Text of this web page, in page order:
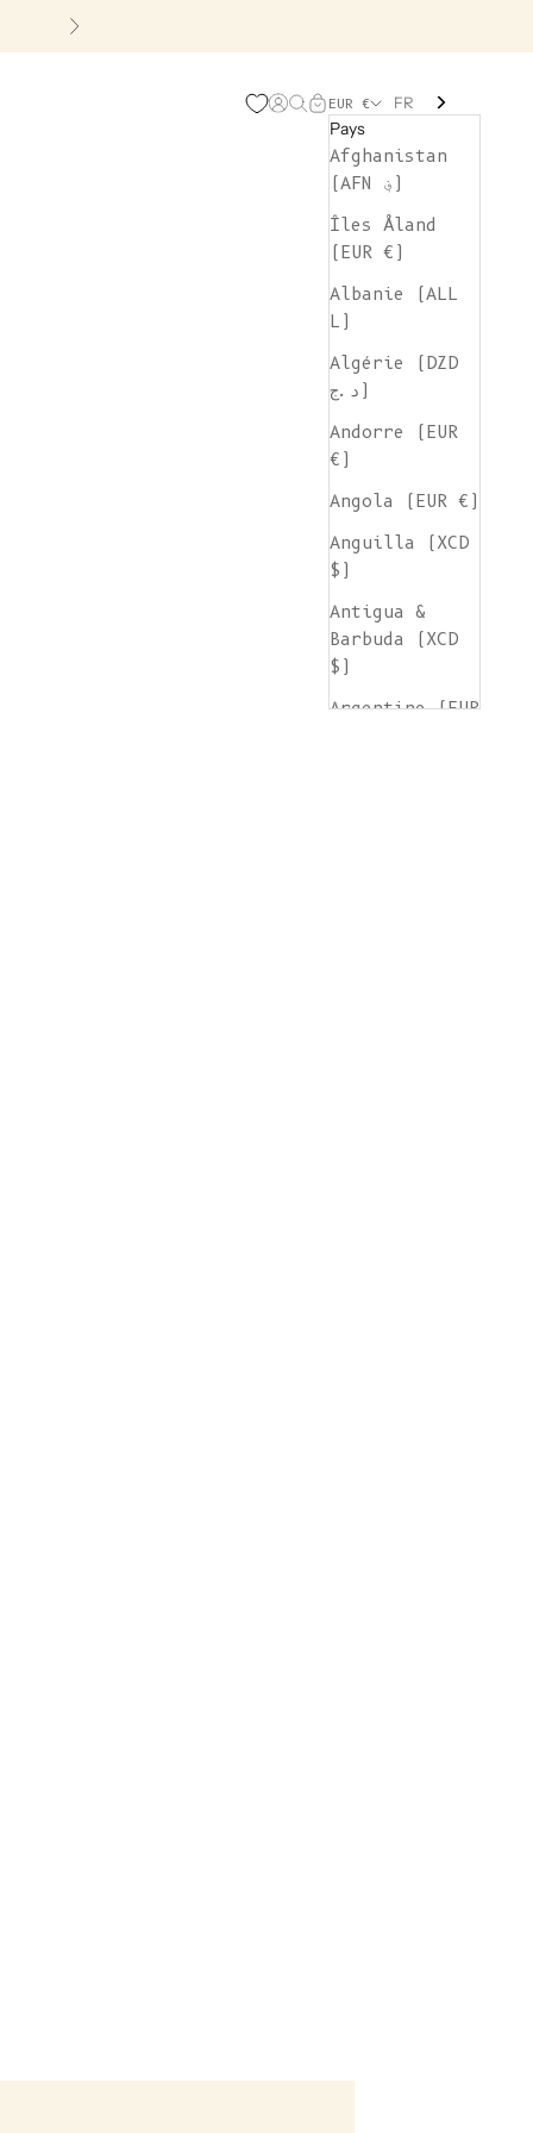
Suivant
Page d'ouverture de
Recherche ouverte
Chariot ouvert
EUR €
Pays
Afghanistan
(AFN ؋)
Îles Åland
(EUR €)
Albanie (ALL
L)
Algérie (DZD
د.ج)
Andorre (EUR
€)
Angola (EUR €)
Anguilla (XCD
$)
Antigua &
Barbuda (XCD
$)
Argentine (EUR
FR